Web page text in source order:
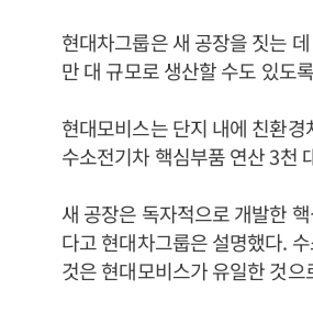
현대차그룹은 새 공장을 짓는
만 대 규모로 생산할 수도 있도
현대모비스는 단지 내에 친환
수소전기차 핵심부품 연산 3천
새 공장은 독자적으로 개발한
다고 현대차그룹은 설명했다.
것은 현대모비스가 유일한 것으